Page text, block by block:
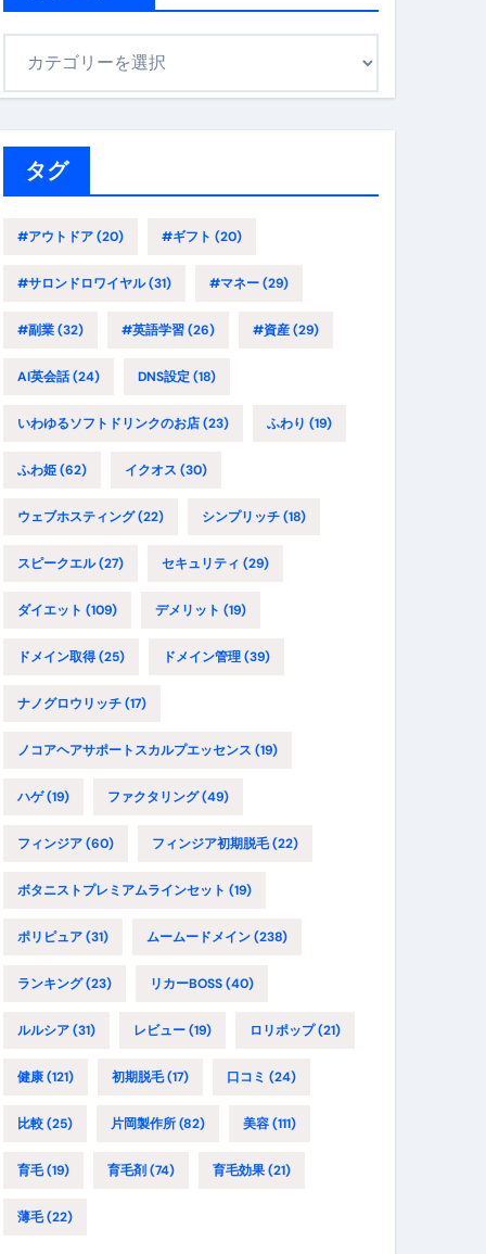
目的別に失敗しない
散り対策の選び方
タグ
#アウトドア(20) #ギフト (20)
#サロンドロワイヤル(31) #マネー(29)
#副業(32) #英語学習(26) #資産(29)
AI英会話(24) DNS設定(18)
いわゆるソフトドリンクのお店(23) ふわり (19)
ふわ姫(62) イクオス (30)
ウェブホスティング(22) シンプリッチ(18)
スピークエル(27) セキュリティ (29)
ダイエット (109) デメリット (19)
ドメイン取得(25) ドメイン管理(39)
ナノグロウリッチ(17)
ノコアヘアサポートスカルプエッセンス (19)
ハゲ(19) ファクタリング(49)
フィンジア(60) フィンジア初期脱毛(22)
ボタニストプレミアムラインセット (19)
ポリピュア(31) ムームードメイン(238)
ランキング(23) リカーBOSS(40)
ルルシア(31) レビュー(19) ロリポップ(21)
健康(121) 初期脱毛(17) 口コミ (24)
比較(25) 片岡製作所(82) 美容(111)
育毛(19) 育毛剤 (74) 育毛効果(21)
薄毛(22)